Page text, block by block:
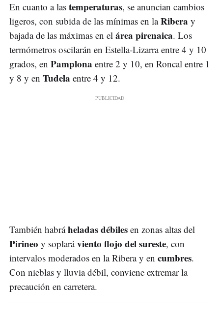
En cuanto a las temperaturas, se anuncian cambios
ligeros, con subida de las mínimas en laRibera y
bajada de las máximas en el área pirenaica. Los
termómetros oscilarán en Estella-Lizarra entre 4 y 10
grados, en Pamplona entre 2 y 10, en Roncal entre 1
y 8 y en Tudela entre 4 y 12.
También habráheladas débiles en zonas altas del
Pirineo y soplaráviento flojo del sureste, con
intervalos moderados en la Ribera y en cumbres.
Con nieblas y lluvia débil, conviene extremar la
precaución en carretera.